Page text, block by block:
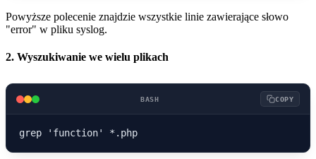
Powyższe polecenie znajdzie wszystkie linie zawierające słowo
"error" w pliku syslog.
2. Wyszukiwanie we wielu plikach
BASH COPY